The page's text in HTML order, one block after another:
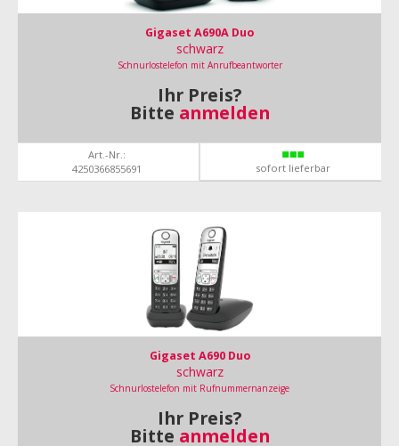
Gigaset A690A Duo
schwarz
Schnurlostelefon mit Anrufbeantworter
Ihr Preis?
Bitte anmelden
Art.-Nr.:
4250366855691
sofort lieferbar
Gigaset A690 Duo
schwarz
Schnurlostelefon mit Rufnummernanzeige
Ihr Preis?
Bitte anmelden